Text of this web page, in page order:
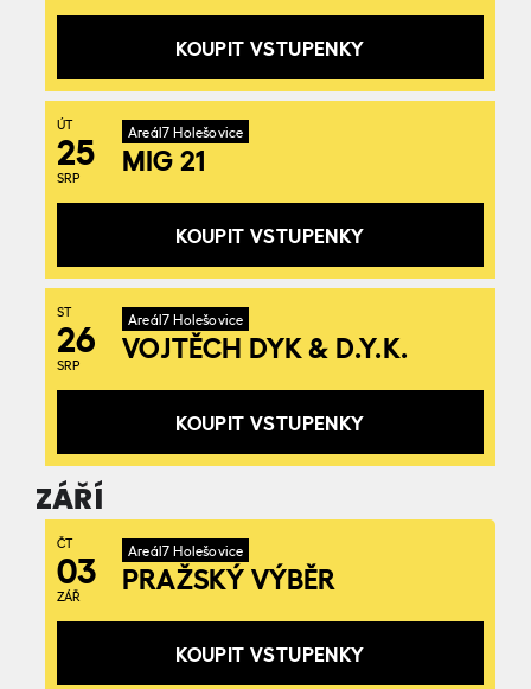
KOUPIT VSTUPENKY
ÚT
25
SRP
Areál7 Holešovice
MIG 21
KOUPIT VSTUPENKY
ST
26
SRP
Areál7 Holešovice
VOJTĚCH DYK & D.Y.K.
KOUPIT VSTUPENKY
ZÁŘÍ
ČT
03
ZÁŘ
Areál7 Holešovice
PRAŽSKÝ VÝBĚR
KOUPIT VSTUPENKY